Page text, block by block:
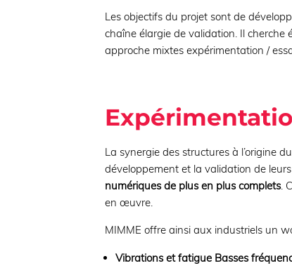
Les objectifs du projet sont de
chaîne élargie de validation. Il
approche mixtes expérimentation /
La synergie des structures à l’origine
développement et la validation de
numériques de plus en plus complets.
en œuvre.
MIMME offre ainsi aux industriels un
Vibrations et fatigue Basses